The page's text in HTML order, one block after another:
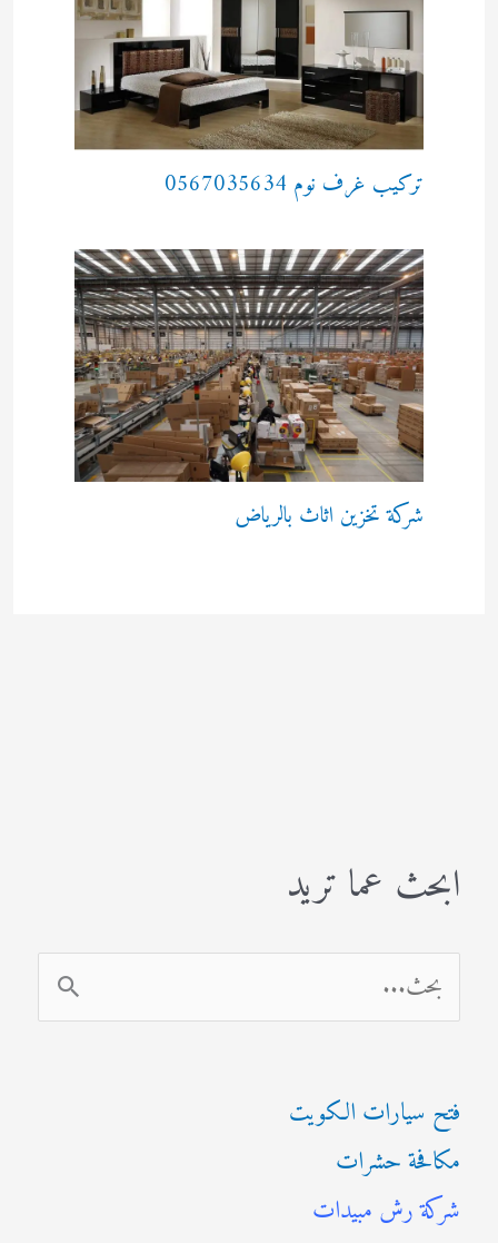
تركيب غرف نوم 0567035634
شركة تخزين اثاث بالرياض
ابحث عما تريد
ل
ح
ث
ع
فتح سيارات الكويت
مكافحة حشرات
شركة رش مبيدات